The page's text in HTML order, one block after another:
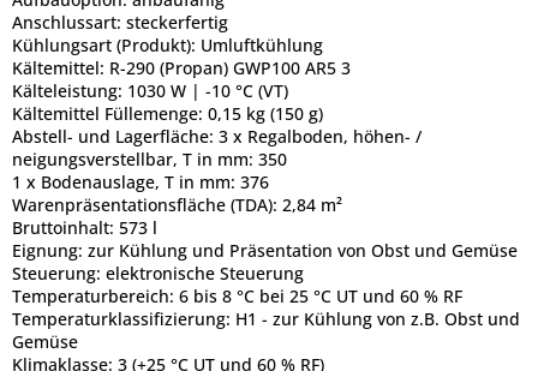
Anschlussart: steckerfertig
Kühlungsart (Produkt): Umluftkühlung
Kältemittel: R-290 (Propan) GWP100 AR5 3
Kälteleistung: 1030 W | -10 °C (VT)
Kältemittel Füllemenge: 0,15 kg (150 g)
Abstell- und Lagerfläche: 3 x Regalboden, höhen- /
neigungsverstellbar, T in mm: 350
1 x Bodenauslage, T in mm: 376
Warenpräsentationsfläche (TDA): 2,84 m²
Bruttoinhalt: 573 l
Eignung: zur Kühlung und Präsentation von Obst und Gemüse
Steuerung: elektronische Steuerung
Temperaturbereich: 6 bis 8 °C bei 25 °C UT und 60 % RF
Temperaturklassifizierung: H1 - zur Kühlung von z.B. Obst und
Gemüse
Klimaklasse: 3 (+25 °C UT und 60 % RF)